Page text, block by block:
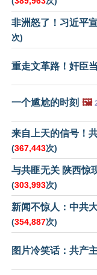
非洲怒了！习近平
次)
重走文革路！奸臣
一个尴尬的时刻 🖼️
来自上天的信号！
(367,443次)
与共匪无关 陕西惊
(303,993次)
新闻不惊人：中共
(354,887次)
图片冷笑话：共产